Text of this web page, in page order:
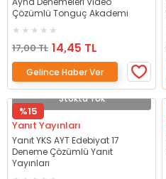
Çözümlü Tonguç Akademi
17,00 TL 14,45 TL
Gelince Haber Ver
Stokta Yok
%15
Yanıt Yayınları
Yanıt YKS AYT Edebiyat 17
Deneme Çözümlü Yanıt
Yayınları